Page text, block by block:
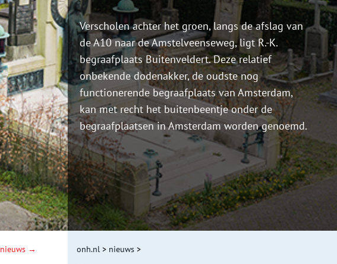
Verscholen achter het groen, langs de afslag van
de A10 naar de Amstelveenseweg, ligt R.-K.
begraafplaats Buitenveldert. Deze relatief
onbekende dodenakker, de oudste nog
functionerende begraafplaats van Amsterdam,
kan met recht het buitenbeentje onder de
begraafplaatsen in Amsterdam worden genoemd.
→ onh.nl > nieuws >